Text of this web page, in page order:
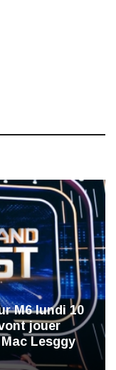
M6 lundi 10
jouer
Lesggy